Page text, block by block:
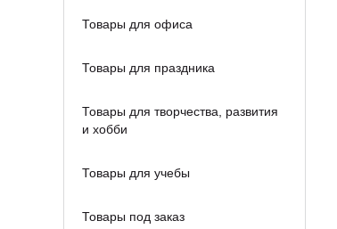
Товары для офиса
Товары для праздника
Товары для творчества, развития
и хобби
Товары для учебы
Товары под заказ